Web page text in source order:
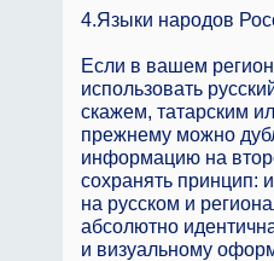
4.Языки народов
Если в вашем
использовать
скажем, татарским
прежнему можно
информацию на
сохранять принцип:
на русском и
абсолютно
и визуальному